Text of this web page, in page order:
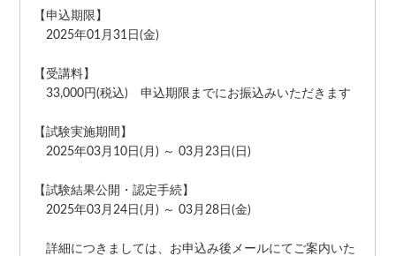
【申込期限】
2025年01月31日(金)
【受講料】
33,000円(税込) 申込期限までにお振込みいただきます
【試験実施期間】
2025年03月10日(月) ～ 03月23日(日)
【試験結果公開・認定手続】
2025年03月24日(月) ～ 03月28日(金)
詳細につきましては、お申込み後メールにてご案内いた